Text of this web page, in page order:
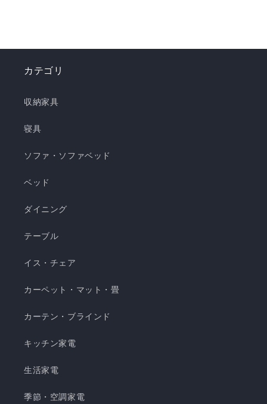
う！✨ ❄️強冷感リバーシブルケット ❄️強冷感リバ
き枕 ❄️強冷感3層ごろ寝マット ❄️強冷感ソファーパ
ッド ❄️強冷感極厚ラグ 🍃【New!!】通年使えるレ
ケット ・選べる4サイズ(ハーフ/シングル/セミダ
シブル仕様 ・柔らかくてとろっとしたくしゅくし
濯できてお手入れ簡単 瞬間避暑地 くしゅくしゅケ
暑地 くしゅくしゅケット SD...
カテゴリ
収納家具
寝具
ソファ・ソファベッド
ベッド
ダイニング
テーブル
イス・チェア
カーペット・マット・畳
カーテン・ブラインド
キッチン家電
生活家電
季節・空調家電